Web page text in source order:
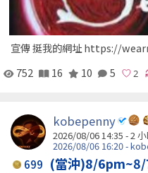
宣傳 挺我的網址 https://
752
16 10 5
kobepenny
2026/08/06 14:35 -2
2026/08/06 16:20 -
699 (當沖)8/6pm~8/